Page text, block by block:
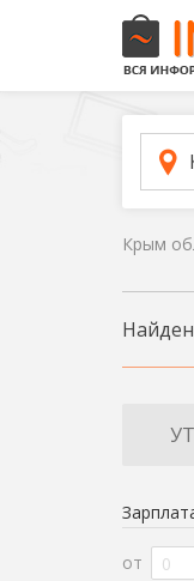
Крым
от